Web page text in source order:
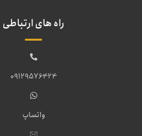
راه های ارتباطی
09129576424
واتساپ